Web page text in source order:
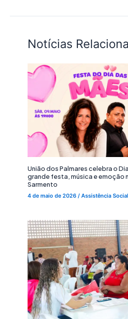
Notícias
União dos Palmares celebra o
grande festa, música e emoção
Sarmento
4 de maio de 2026/Assistência Social